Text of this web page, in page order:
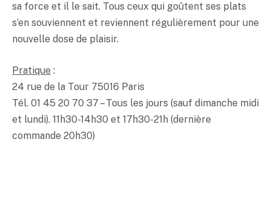
sa force et il le sait. Tous ceux qui goûtent ses plats
s’en souviennent et reviennent régulièrement pour une
nouvelle dose de plaisir.
Pratique :
24 rue de la Tour 75016 Paris
Tél. 01 45 20 70 37 – Tous les jours (sauf dimanche midi
et lundi). 11h30-14h30 et 17h30-21h (dernière
commande 20h30)